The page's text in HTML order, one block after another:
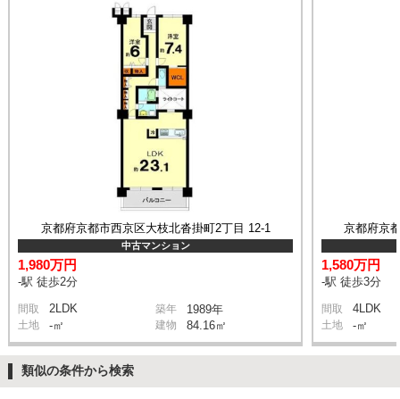
京都府京都市西京区大枝北沓掛町2丁目 12-1
中古マンション
1,980万円
-駅 徒歩2分
間取 2LDK 築年 1989年
土地 -㎡ 建物 84.16㎡
京都府京
1,580万円
-駅 徒歩3分
間取 4LDK
土地 -㎡
類似の条件から検索